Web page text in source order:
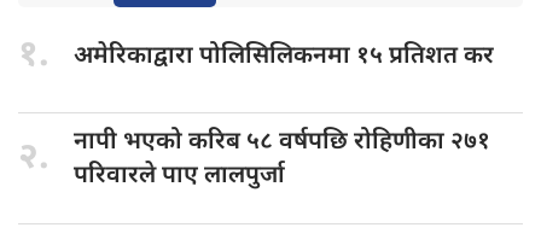
१. अमेरिकाद्वारा पोलिसिलिकनमा १५ प्रतिशत कर
२. नापी भएकोकरिब ५८ वर्षपछि रोहिणीका २७१
परिवारले पाए लालपुर्जा